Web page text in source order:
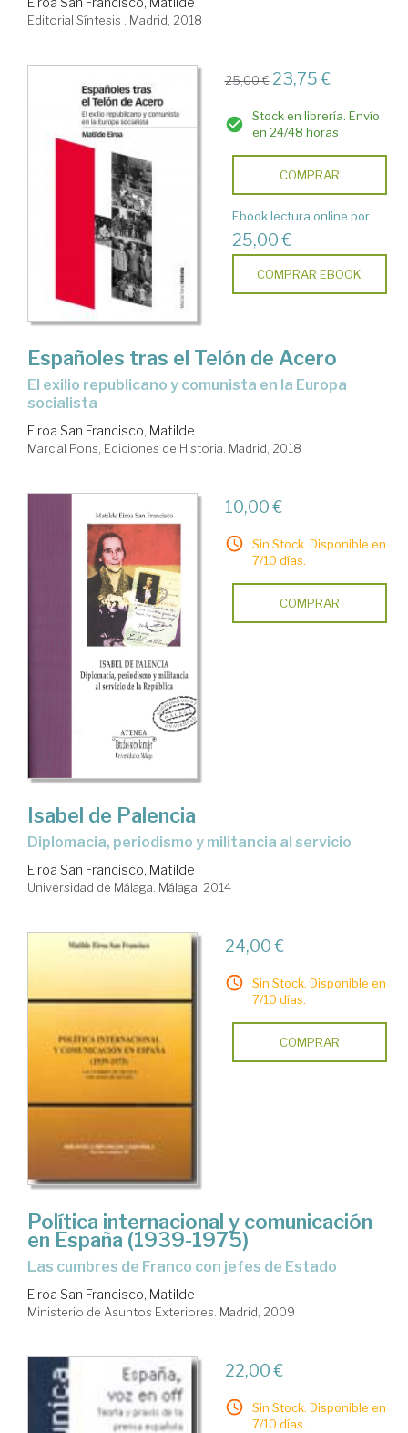
Editorial Síntesis . Madrid, 2018
25,00 € 23,75 €
Stock en librería. Envío
en 24/48 horas
COMPRAR
Ebook lectura online por
25,00 €
COMPRAR EBOOK
Españoles tras el Telón de Acero
el exilio republicano y comunista en la Europa
socialista
Eiroa San Francisco, Matilde
Marcial Pons, Ediciones de Historia. Madrid, 2018
10,00 €
Sin Stock. Disponible en
7/10 días.
COMPRAR
Isabel de Palencia
diplomacia, periodismo y militancia al servicio
Eiroa San Francisco, Matilde
Universidad de Málaga. Málaga, 2014
24,00 €
Sin Stock. Disponible en
7/10 días.
COMPRAR
Política internacional y comunicación
en España (1939-1975)
las cumbres de Franco con jefes de Estado
Eiroa San Francisco, Matilde
Ministerio de Asuntos Exteriores. Madrid, 2009
22,00 €
Sin Stock. Disponible en
7/10 días.